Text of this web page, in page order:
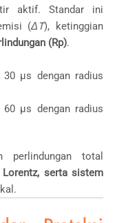
aktif. Standar ini
(ΔT), ketinggian
(Rp).
µs dengan radius
µs dengan radius
perlindungan total
serta sistem